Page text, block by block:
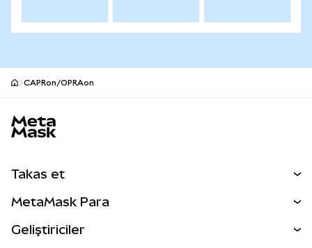
CAPRon/OPRAon
Takas et
Perps
MetaMask Para
Geliştiriciler